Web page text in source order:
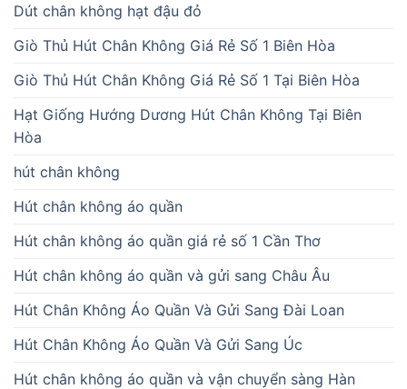
Dút chân không hạt đậu đỏ
Giò Thủ Hút Chân Không Giá Rẻ Số 1 Biên Hòa
Giò Thủ Hút Chân Không Giá Rẻ Số 1 Tại Biên Hòa
Hạt Giống Hướng Dương Hút Chân Không Tại Biên
Hòa
hút chân không
Hút chân không áo quần
Hút chân không áo quần giá rẻ số 1 Cần Thơ
Hút chân không áo quần và gửi sang Châu Âu
Hút Chân Không Áo Quần Và Gửi Sang Đài Loan
Hút Chân Không Áo Quần Và Gửi Sang Úc
Hút chân không áo quần và vận chuyển sàng Hàn